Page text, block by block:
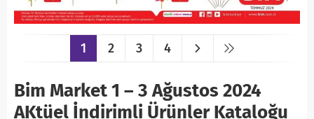
1 2 3 4
Bim Market 1 – 3 Ağustos 2024
AKtüel İndirimli Ürünler Kataloğu